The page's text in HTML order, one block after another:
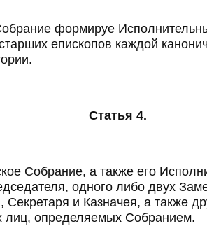
формируе
епископов каждой
Статья 4.
Собрание, а также его
одного либо двух
Секретаря и Казначея, а также
лиц, определяемых Собранием.